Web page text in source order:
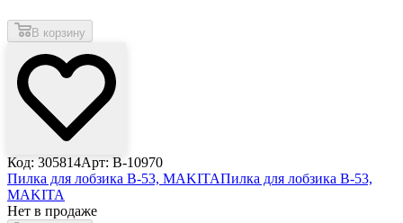
В корзину
Код: 305814Арт: B-10970
Пилка для лобзика B-53, MAKITAПилка для лобзика B-53,
MAKITA
Нет в продаже